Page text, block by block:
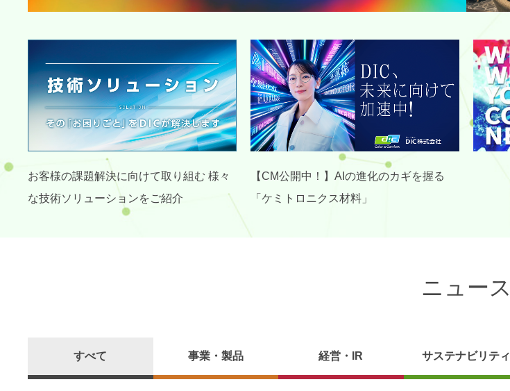
お客様の課題解決に向けて取り組む 様々
な技術ソリューションをご紹介
【CM公開中！】AIの進化のカギを握る
「ケミトロニクス材料」
ニュース
すべて 事業・製品 経営・IR サステナビリティ